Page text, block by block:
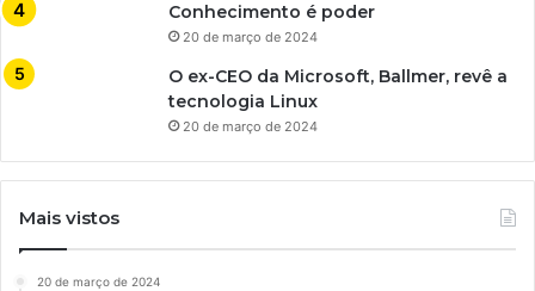
Conhecimento é poder
20 de março de 2024
O ex-CEO da Microsoft, Ballmer, revê a
tecnologia Linux
20 de março de 2024
Mais vistos
20 de março de 2024